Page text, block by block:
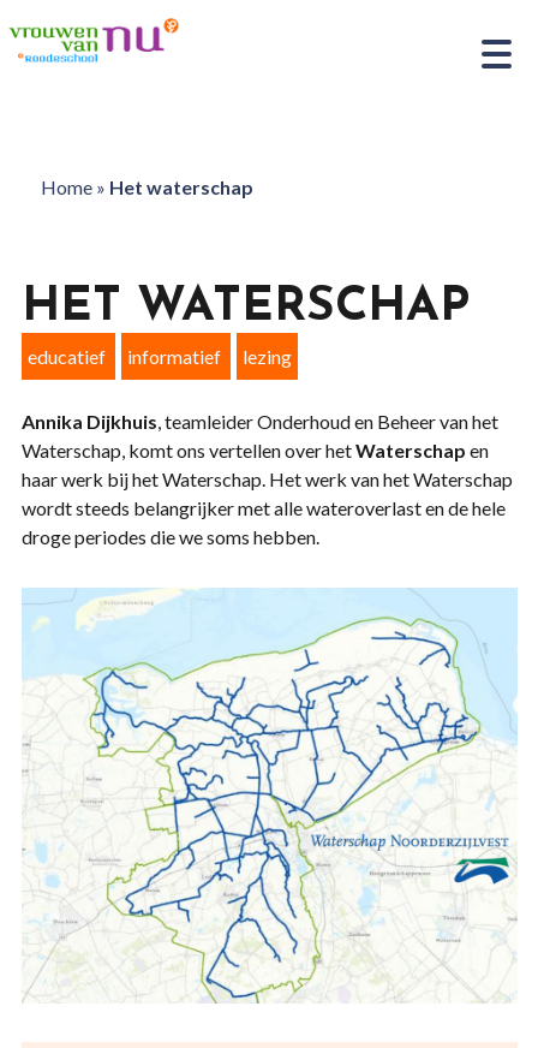
Home» Het waterschap
HET WATERSCHAP
educatief informatief lezing
Annika Dijkhuis, teamleider Onderhoud en Beheer van het
Waterschap, komt ons vertellen over hetWaterschap en
haar werk bij het Waterschap. Het werk van het Waterschap
wordt steeds belangrijker met alle wateroverlast en de hele
droge periodes die we soms hebben.